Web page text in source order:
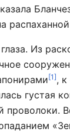
Из
[1], к
густая
проволоки.